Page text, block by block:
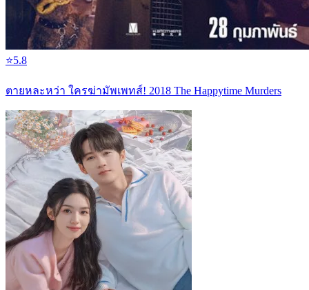
⭐5.8
ตายหละหว่า ใครฆ่ามัพเพทส์! 2018 The Happytime Murders